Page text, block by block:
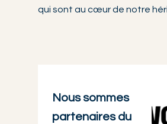
qui sont au cœur de notre
Nous sommes
partenaires du